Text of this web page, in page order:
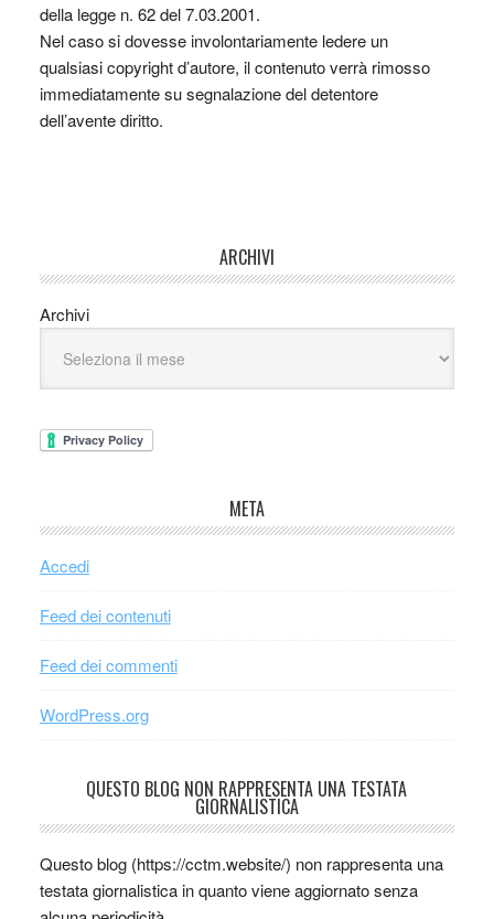
della legge n. 62 del 7.03.2001.
Nel caso si dovesse involontariamente ledere un
qualsiasi copyright d’autore, il contenuto verrà rimosso
immediatamente su segnalazione del detentore
dell’avente diritto.
ARCHIVI
Archivi
META
Accedi
Feed dei contenuti
Feed dei commenti
WordPress.org
QUESTO BLOG NON RAPPRESENTA UNA TESTATA
GIORNALISTICA
Questo blog (https://cctm.website/) non rappresenta una
testata giornalistica in quanto viene aggiornato senza